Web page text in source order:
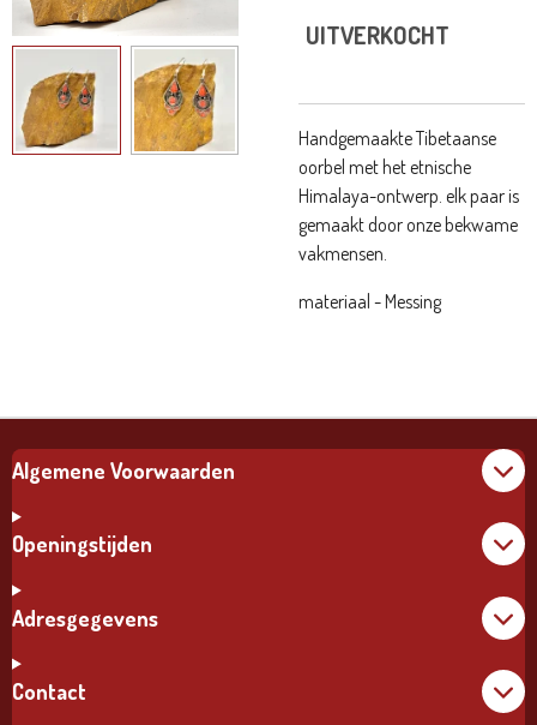
UITVERKOCHT
Handgemaakte Tibetaanse
oorbel met het etnische
Himalaya-ontwerp. elk paar is
gemaakt door onze bekwame
vakmensen.
materiaal - Messing
Algemene Voorwaarden
Openingstijden
Adresgegevens
Contact